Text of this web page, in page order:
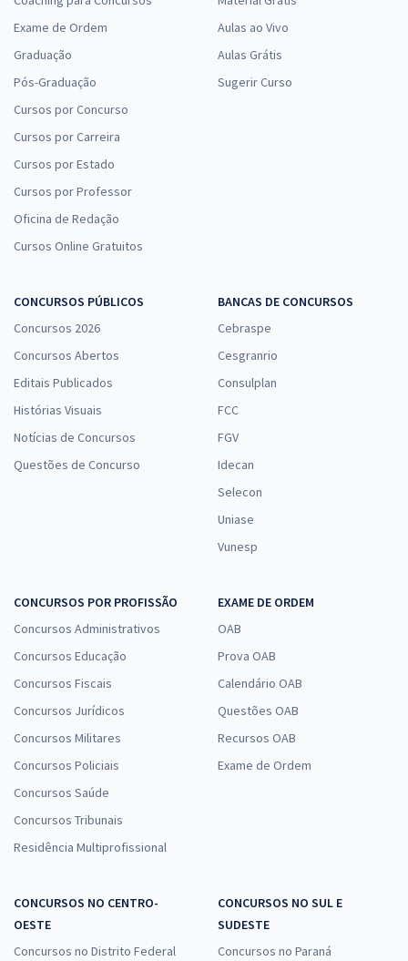
Exame de Ordem
Graduação
Pós-Graduação
Cursos por Concurso
Cursos por Carreira
Cursos por Estado
Cursos por Professor
Oficina de Redação
Cursos Online Gratuitos
Aulas ao Vivo
Aulas Grátis
Sugerir Curso
CONCURSOS PÚBLICOS
Concursos 2026
Concursos Abertos
Editais Publicados
Histórias Visuais
Notícias de Concursos
Questões de Concurso
BANCAS DE CONCURSOS
Cebraspe
Cesgranrio
Consulplan
FCC
FGV
Idecan
Selecon
Uniase
Vunesp
CONCURSOS POR PROFISSÃO
Concursos Administrativos
Concursos Educação
Concursos Fiscais
Concursos Jurídicos
Concursos Militares
Concursos Policiais
Concursos Saúde
Concursos Tribunais
Residência Multiprofissional
EXAME DE ORDEM
OAB
Prova OAB
Calendário OAB
Questões OAB
Recursos OAB
Exame de Ordem
CONCURSOS NO CENTRO-
OESTE
Concursos no Distrito Federal
CONCURSOS NO SUL E
SUDESTE
Concursos no Paraná